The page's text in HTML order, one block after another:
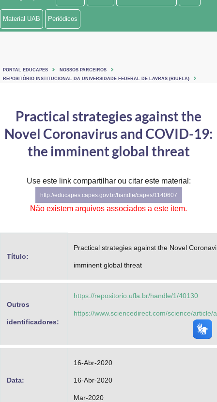
Ministério de Minas e Energia
Ministério do Turismo
Controladoria-Geral da União
Secretaria de Governo
Gabinete de Segurança Institucional
Material UAB Periódicos
PORTAL EDUCAPES
NOSSOS PARCEIROS
REPOSITÓRIO INSTITUCIONAL DA UNIVERSIDADE FEDERAL DE LAVRAS (RIUFLA)
Practical strategies against the
Novel Coronavirus and COVID-19:
the imminent global threat
Use este link compartilhar ou citar este material:
http://educapes.capes.gov.br/handle/capes/1140607
Não existem arquivos associados a este item.
Título:
Practical strategies against the Novel
imminent global threat
Outros
identificadores:
https://repositorio.ufla.br/handle/1/40130
https://www.sciencedirect.com/science/
Data:
16-Abr-2020
16-Abr-2020
Mar-2020